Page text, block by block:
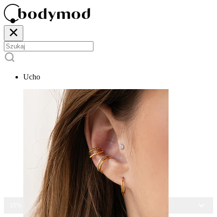
Ucho
15% ZNIŻKI NA CAŁĄ BIŻUTERIĘ